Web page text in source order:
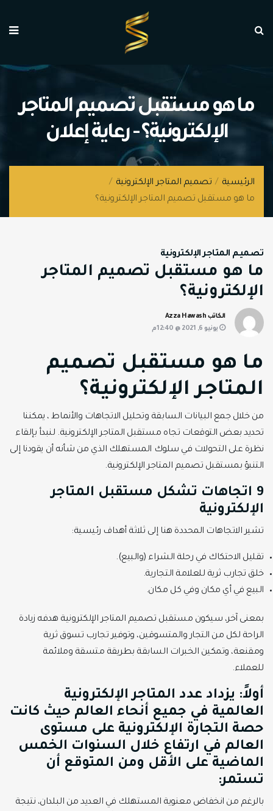
ما هو مستقبل تصميم المتاجر
الإلكترونية؟ - رعاية إعلان
الرئيسية / تصميم المتاجر الإلكترونية /
ما هو مستقبل تصميم المتاجر الإلكترونية؟
تصميم المتاجر الإلكترونية
ما هو مستقبل تصميم المتاجر
الإلكترونية؟
الكاتب Azza Hawash
يونيو 6, 2021 @ 12:40م
ما هو مستقبل تصميم
المتاجر الإلكترونية؟
من خلال جمع البيانات السابقة وتحليل الاتجاهات والأنماط ، يمكننا
تحديد بعض التوقعات تجاه مستقبل المتاجر الإلكترونية. لنبدأ بإلقاء
نظرة على التحولات في سلوك المستهلك الذي من شأنه أن يقودنا إلى
التنبؤ بمستقبل تصميم المتاجر الإلكترونية.
9 اتجاهات تشكل مستقبل المتاجر
الإلكترونية
تشير الاتجاهات المحددة هنا إلى ثلاثة أهداف رئيسية:
تقليل الاحتكاك في رحلة الشراء (والبيع).
خلق تجارب ثرية للعلامة التجارية.
البيع في أي مكان وفي كل مكان.
بمعنى آخر، سيكون مستقبل تصميم المتاجر الإلكترونية هدفه زيادة
الراحة لكل من التجار والمتسوقين، وتوفير تجارب تسوق ثرية
ومقنعة، وتمكين الخبرات السابقة بطريقة متسقة وملائمة
للعملاء.
أولاً: يزداد عدد المتاجر الإلكترونية
العالمية في جميع أنحاء العالم حيث كانت
حصة التجارة الإلكترونية على مستوى
العالم في ارتفاع خلال السنوات الخمس
الماضية على الأقل ومن المتوقع أن
تستمر:
بالرغم من انخفاض معنوية المستهلك في العديد من البلدان، نتيجة